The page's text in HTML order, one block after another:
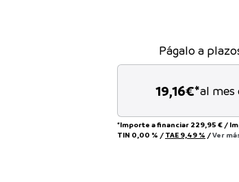
Págalo a
19,16€*al mes
*Importe a financiar 229,95 € /
TIN 0,00 % / TAE 9,49 % /Ver